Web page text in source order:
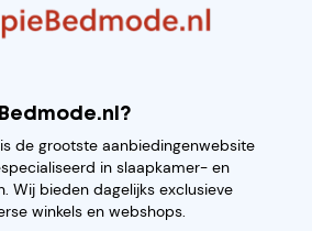
de grootste aanbiedingenwebsite
in slaapkamer- en
Wij bieden dagelijks exclusieve
winkels en webshops.